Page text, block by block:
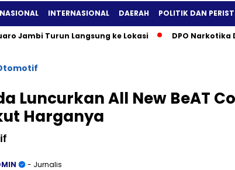
NASIONAL INTERNASIONAL DAERAH POLITIK DAN
Turun Langsung ke Lokasi DPO Narkotika
Luncurkan All New BeAT
Harganya
- Jurnalis